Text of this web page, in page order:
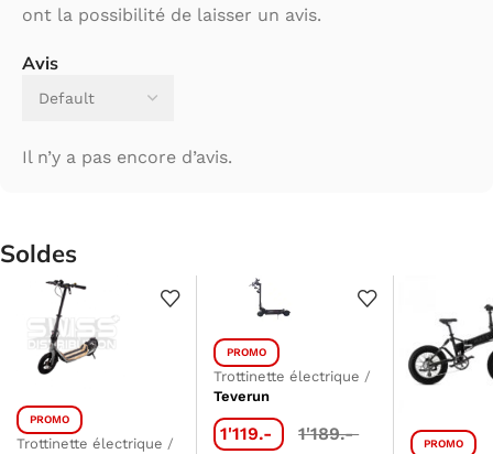
Avis
Il n’y a pas encore d’avis.
ont la possibilité de laisser un avis.
Soldes
PROMO
Trottinette électrique /
PROMO
Trottinette électrique /
Teverun
1'119.- 1'189.- PROMO